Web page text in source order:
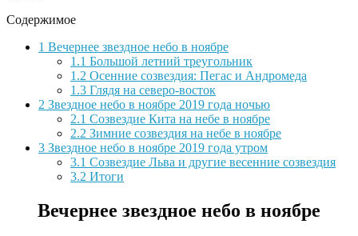
Содержимое
1 Вечернее звездное небо в ноябре
1.1 Большой летний треугольник
1.2 Осенние созвездия: Пегас и Андромеда
1.3 Глядя на северо-восток
2 Звездное небо в ноябре 2019 года ночью
2.1 Созвездие Кита на небе в ноябре
2.2 Зимние созвездия на небе в ноябре
3 Звездное небо в ноябре 2019 года утром
3.1 Созвездие Льва и другие весенние созвездия
3.2 Итоги
Вечернее звездное небо в ноябре